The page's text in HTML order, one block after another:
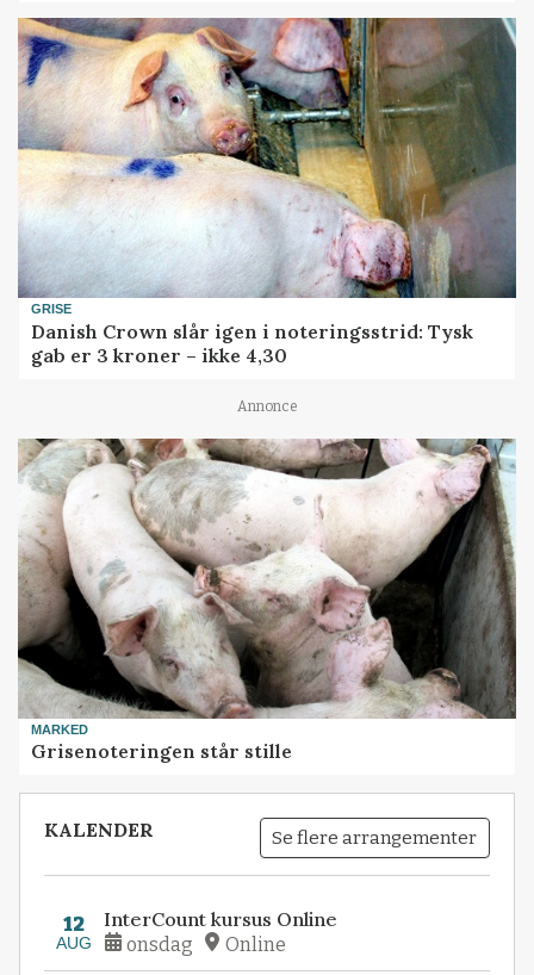
GRISE
Danish Crown slår igen i noteringsstrid: Tysk
gab er 3 kroner – ikke 4,30
Annonce
MARKED
Grisenoteringen står stille
KALENDER Se flere arrangementer
12
AUG
InterCount kursus Online
onsdag Online